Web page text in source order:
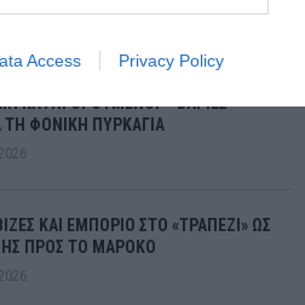
Access Privacy Policy
ΚΑΤΗΓΟΡΟΥΜΕΝΟΙ – ΒΑΡΙΕΣ
ΤΗ ΦΟΝΙΚΗ ΠΥΡΚΑΓΙΑ
ΚΑΙ ΕΜΠΟΡΙΟ ΣΤΟ «ΤΡΑΠΕΖΙ» ΩΣ
ΠΡΟΣ ΤΟ ΜΑΡΟΚΟ